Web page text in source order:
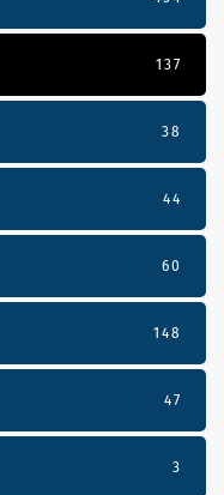
137
38
44
60
148
47
3